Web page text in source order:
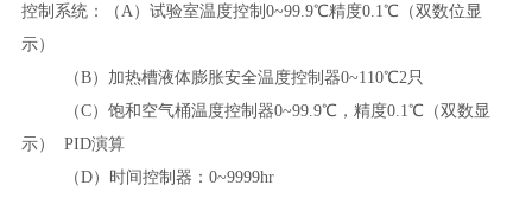
控制系统：（ A）试验室温度控制0~99.9℃精度0.1℃（双数位显
示）
（B）加热槽液体膨胀安全温度控制器0~110℃2只
（C）饱和空气桶温度控制器0~99.9℃，精度0.1℃（双数显
示） PID演算
（D）时间控制器：0~9999hr